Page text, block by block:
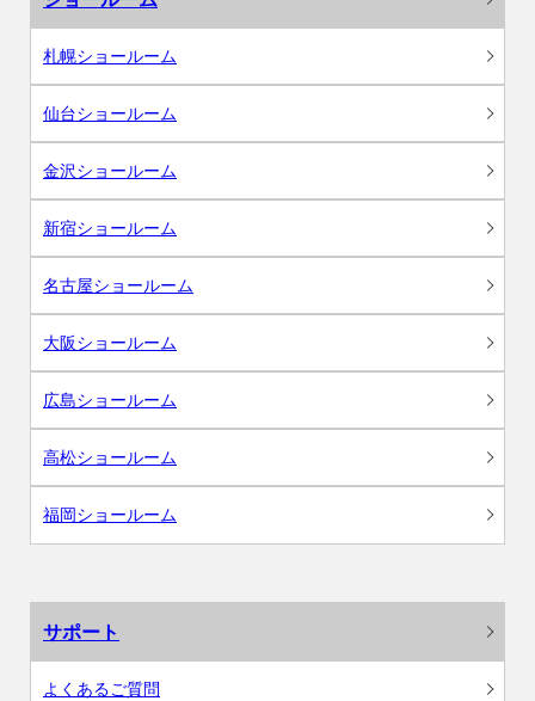
札幌ショールーム
仙台ショールーム
金沢ショールーム
新宿ショールーム
名古屋ショールーム
大阪ショールーム
広島ショールーム
高松ショールーム
福岡ショールーム
サポート
よくあるご質問